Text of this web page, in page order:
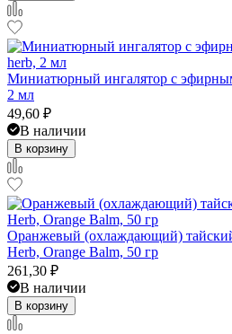
Миниатюрный ингалятор с
2 мл
49,60 ₽
В наличии
В корзину
Оранжевый (охлаждающий)
Herb, Orange Balm, 50 гр
261,30 ₽
В наличии
В корзину